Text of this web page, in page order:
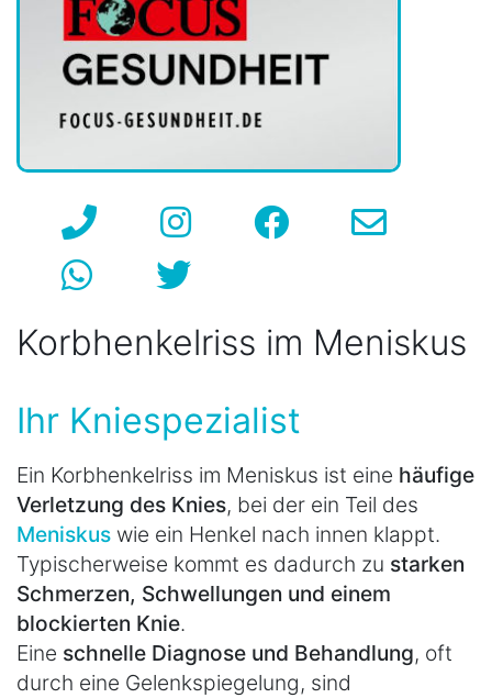
Korbhenkelriss im Meniskus
Ihr Kniespezialist
Ein Korbhenkelriss im Meniskus ist eine häufige
Verletzung des Knies, bei der ein Teil des
Meniskus wie ein Henkel nach innen klappt.
Typischerweise kommt es dadurch zu starken
Schmerzen, Schwellungen und einem
blockierten Knie.
Eine schnelle Diagnose und Behandlung, oft
durch eine Gelenkspiegelung, sind